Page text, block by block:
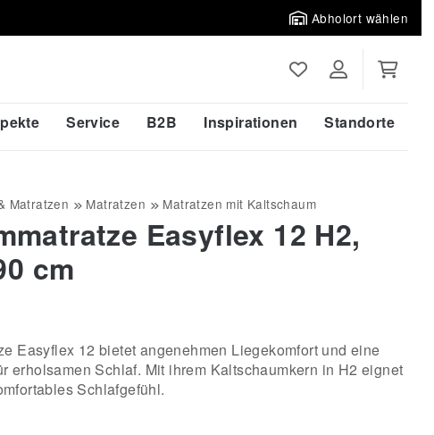
Abholort wählen
Service B2B Inspirationen Standorte
Matratzen Matratzen Matratzen mit Kaltschaum
Easyflex 12 H2,
cm
Easyflex 12 bietet angenehmen Liegekomfort und eine
erholsamen Schlaf. Mit ihrem Kaltschaumkern in H2 eignet
Schlafgefühl.